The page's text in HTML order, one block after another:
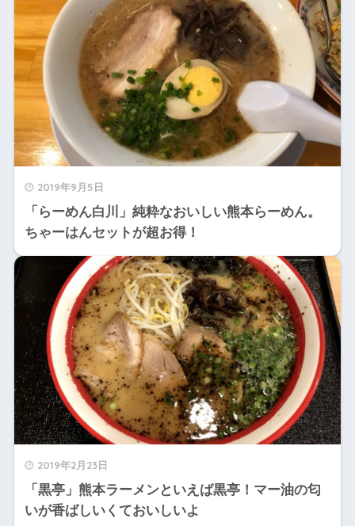
2019年9月5日
「らーめん白川」純粋なおいしい熊本らーめん。
ちゃーはんセットが超お得！
2019年2月23日
「黒亭」熊本ラーメンといえば黒亭！マー油の匂
いが香ばしいくておいしいよ